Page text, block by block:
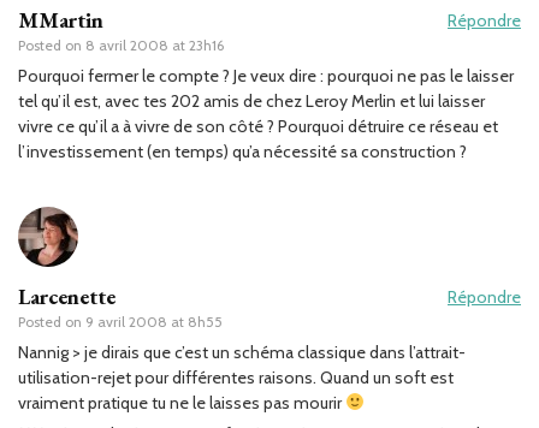
MMartin
Posted on 8 avril 2008 at 23h16
Répondre
Pourquoi fermer le compte ? Je veux dire : pourquoi ne pas le laisser
tel qu’il est, avec tes 202 amis de chez Leroy Merlin et lui laisser
vivre ce qu’il a à vivre de son côté ? Pourquoi détruire ce réseau et
l’investissement (en temps) qu’a nécessité sa construction ?
Larcenette
Posted on 9 avril 2008 at 8h55
Répondre
Nannig > je dirais que c’est un schéma classique dans l’attrait-
utilisation-rejet pour différentes raisons. Quand un soft est
vraiment pratique tu ne le laisses pas mourir